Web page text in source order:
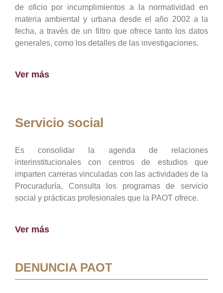
de oficio por incumplimientos a la normatividad en
materia ambiental y urbana desde el año 2002 a la
fecha, a través de un filtro que ofrece tanto los datos
generales, como los detalles de las investigaciones.
Ver más
Servicio social
Es consolidar la agenda de relaciones
interinstitucionales con centros de estudios que
imparten carreras vinculadas con las actividades de la
Procuraduría, Consulta los programas de servicio
social y prácticas profesionales que la PAOT ofrece.
Ver más
DENUNCIA PAOT